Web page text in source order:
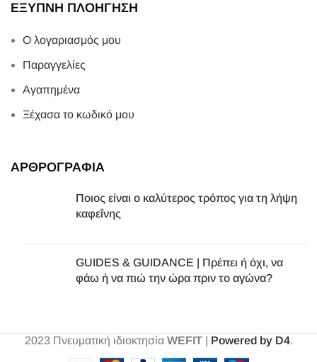
ΕΞΥΠΝΗ ΠΛΟΗΓΗΣΗ
Ο λογαριασμός μου
Παραγγελίες
Αγαπημένα
Ξέχασα το κωδικό μου
ΑΡΘΡΟΓΡΑΦΙΑ
Ποιος είναι ο καλύτερος τρόπος για τη λήψη
καφεΐνης
GUIDES & GUIDANCE | Πρέπει ή όχι, να
φάω ή να πιώ την ώρα πριν το αγώνα?
2023 Πνευματική ιδιοκτησία WEFIT| Powered by D4.